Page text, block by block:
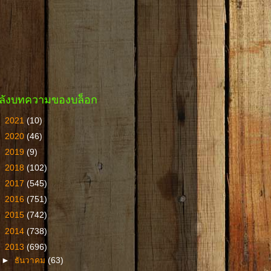
งบทความของบล็อก
2021 (10)
2020 (46)
2019 (9)
2018 (102)
2017 (545)
2016 (751)
2015 (742)
2014 (738)
2013 (696)
► ธันวาคม(63)